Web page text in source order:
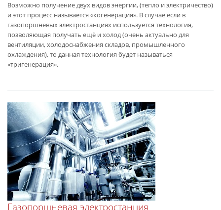
Возможно получение двух видов энергии, (тепло и электричество)
и этот процесс называется «когенерация». В случае если в
газопоршневых электростанциях используется технология,
позволяющая получать ещё и холод (очень актуально для
вентиляции, холодоснабжения складов, промышленного
охлаждения), то данная технология будет называться
«тригенерация».
Газопоршневая электростанция